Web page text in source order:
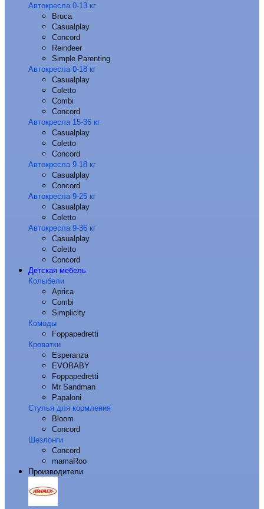
Автокресла 0-13 кг
Bruca
Casualplay
Concord
Reindeer
Simple Parenting
Автокресла 0-18 кг
Casualplay
Coletto
Combi
Concord
Автокресла 15-36 кг
Casualplay
Coletto
Concord
Автокресла 9-18 кг
Casualplay
Concord
Автокресла 9-25 кг
Casualplay
Coletto
Автокресла 9-36 кг
Casualplay
Coletto
Concord
Детская мебель
Колыбели
Aprica
Combi
Simplicity
Комоды
Foppapedretti
Кроватки
Esperanza
EVOBABY
Foppapedretti
Mr Sandman
Papaloni
Стулья для кормления
Bloom
Concord
Шезлонги
Concord
mamaRoo
Производители